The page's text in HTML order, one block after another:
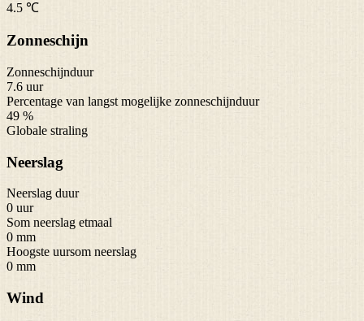
4.5 ℃
Zonneschijn
Zonneschijnduur
7.6 uur
Percentage van langst mogelijke zonneschijnduur
49 %
Globale straling
Neerslag
Neerslag duur
0 uur
Som neerslag etmaal
0 mm
Hoogste uursom neerslag
0 mm
Wind